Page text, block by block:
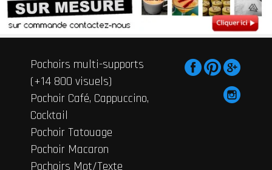
Pochoirs multi-supports
(+14 800 visuels)
Pochoir Café, Cappuccino,
Cocktail
Pochoir Tatouage
Pochoir Macaron
Pochoirs Mot/Texte